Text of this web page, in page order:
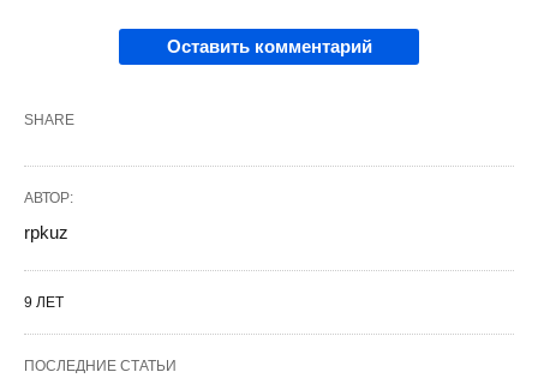
Оставить комментарий
SHARE
АВТОР:
rpkuz
9 ЛЕТ
ПОСЛЕДНИЕ СТАТЬИ